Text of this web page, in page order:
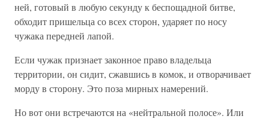
ней, готовый в любую секунду к беспощадной битве,
обходит пришельца со всех сторон, ударяет по носу
чужака передней лапой.
Если чужак признает законное право владельца
территории, он сидит, сжавшись в комок, и отворачивает
морду в сторону. Это поза мирных намерений.
Но вот они встречаются на «нейтральной полосе». Или